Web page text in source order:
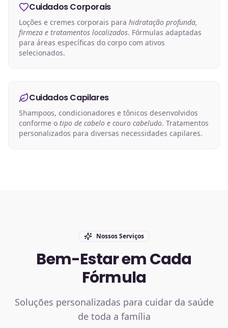
Cuidados Corporais
Loções e cremes corporais para hidratação profunda,
firmeza e tratamentos localizados. Fórmulas adaptadas
para áreas específicas do corpo com ativos
selecionados.
Cuidados Capilares
Shampoos, condicionadores e tônicos desenvolvidos
conforme o tipo de cabelo e couro cabeludo. Tratamentos
personalizados para diversas necessidades capilares.
Nossos Serviços
Bem-Estar em Cada
Fórmula
Soluções personalizadas para cuidar da saúde
de toda a família